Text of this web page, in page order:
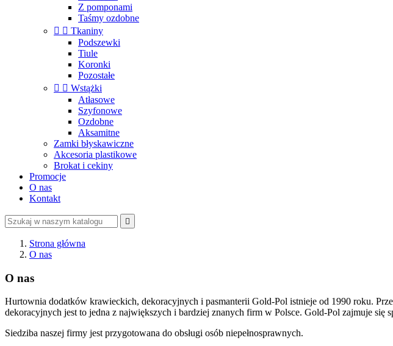
Z pomponami
Taśmy ozdobne
  Tkaniny
Podszewki
Tiule
Koronki
Pozostałe
  Wstążki
Atłasowe
Szyfonowe
Ozdobne
Aksamitne
Zamki błyskawiczne
Akcesoria plastikowe
Brokat i cekiny
Promocje
O nas
Kontakt

Strona główna
O nas
O nas
Hurtownia dodatków krawieckich, dekoracyjnych i pasmanterii Gold-Pol istnieje od 1990 roku.
dekoracyjnych jest to jedna z największych i bardziej znanych firm w Polsce. Gold-Pol zajmuje się
Siedziba naszej firmy jest przygotowana do obsługi osób niepełnosprawnych.